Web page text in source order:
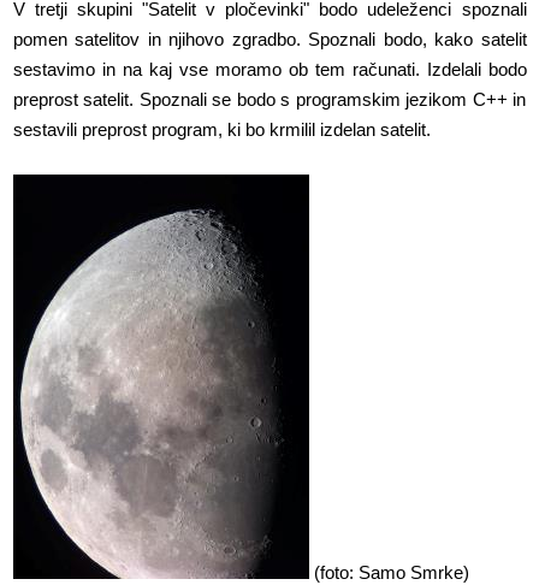
V tretji skupini "Satelit v pločevinki" bodo udeleženci spoznali
pomen satelitov in njihovo zgradbo. Spoznali bodo, kako satelit
sestavimo in na kaj vse moramo ob tem računati. Izdelali bodo
preprost satelit. Spoznali se bodo s programskim jezikom C++ in
sestavili preprost program, ki bo krmilil izdelan satelit.
(foto: Samo Smrke)